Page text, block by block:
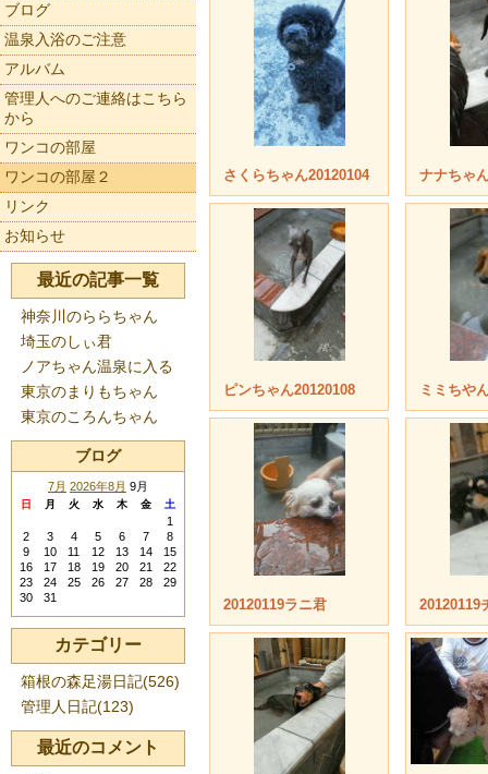
さくらちゃん20120104 ナナちゃ
ピンちゃん20120108 ミミちや
20120119ラニ君 20120119
ブログ
温泉入浴のご注意
アルバム
管理人へのご連絡はこちら
から
ワンコの部屋
ワンコの部屋２
リンク
お知らせ
最近の記事一覧
神奈川のららちゃん
埼玉のしぃ君
ノアちゃん温泉に入る
東京のまりもちゃん
東京のころんちゃん
ブログ
7月 2026年8月 9月
日 月 火 水 木 金 土
1
2
3 4 5 6 7
8
9
10 11 12 13 14
15
16
17 18 19 20 21
22
23
24 25 26 27 28
29
30
31
カテゴリー
箱根の森足湯日記(526)
管理人日記(123)
最近のコメント